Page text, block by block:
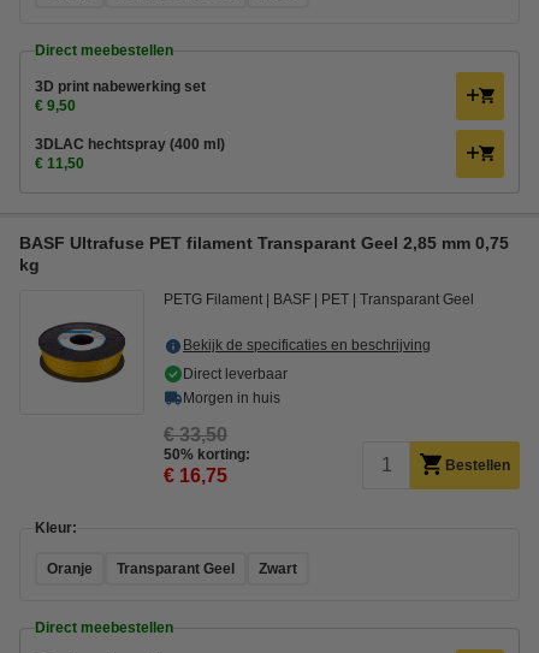
Direct meebestellen
3D print nabewerking set
€ 9,50
3DLAC hechtspray (400 ml)
€ 11,50
BASF Ultrafuse PET filament Transparant Geel 2,85 mm 0,75
kg
PETG Filament BASF PET Transparant Geel
Bekijk de specificaties en beschrijving
Direct leverbaar
Morgen in huis
€ 33,50
50% korting:
€ 16,75 Bestellen
Kleur:
Oranje Transparant Geel Zwart
Direct meebestellen